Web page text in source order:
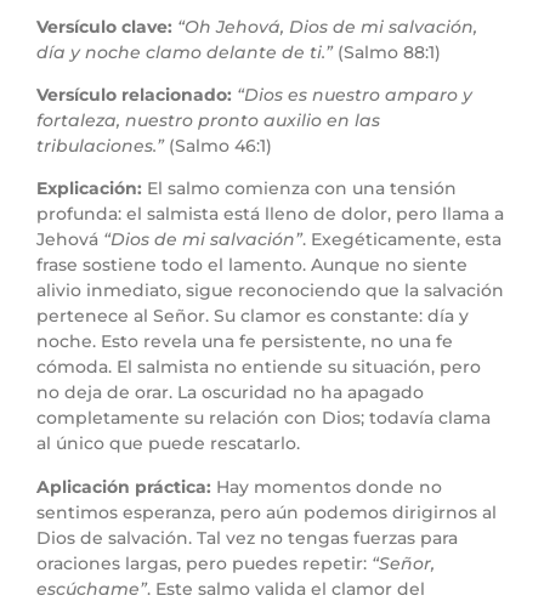
Versículo clave: “Oh Jehová, Dios de mi salvación,
día y noche clamo delante de ti.”(Salmo 88:1)
Versículo relacionado: “Dios es nuestro amparo y
fortaleza, nuestro pronto auxilio en las
tribulaciones.”(Salmo 46:1)
Explicación: El salmo comienza con una tensión
profunda: el salmista está lleno de dolor, pero llama a
Jehová “Dios de mi salvación”. Exegéticamente, esta
frase sostiene todo el lamento. Aunque no siente
alivio inmediato, sigue reconociendo que la salvación
pertenece al Señor. Su clamor es constante: día y
noche. Esto revela una fe persistente, no una fe
cómoda. El salmista no entiende su situación, pero
no deja de orar. La oscuridad no ha apagado
completamente su relación con Dios; todavía clama
al único que puede rescatarlo.
Aplicación práctica: Hay momentos donde no
sentimos esperanza, pero aún podemos dirigirnos al
Dios de salvación. Tal vez no tengas fuerzas para
oraciones largas, pero puedes repetir: “Señor,
escúchame”. Este salmo valida el clamor del